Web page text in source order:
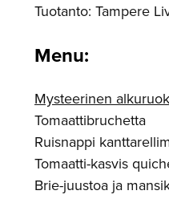
Tuotanto: Tampere
Menu:
Mysteerinen
Tomaattibruchetta
Ruisnappi
Tomaatti-kasvis
Brie-juustoa ja